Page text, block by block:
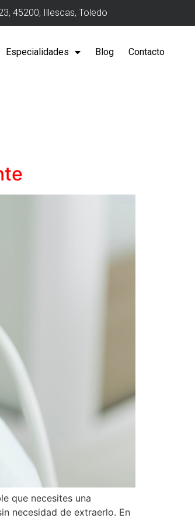
45200, Illescas, Toledo
Especialidades Blog Contacto
que necesites una
necesidad de extraerlo. En